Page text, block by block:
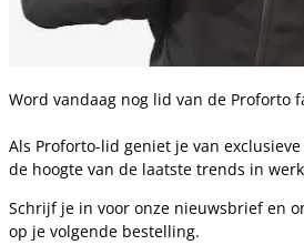
Word vandaag nog lid van de Proforto
Als Proforto-lid geniet je van
de hoogte van de laatste trends in
Schrijf je in voor onze nieuwsbrief en
op je volgende bestelling.